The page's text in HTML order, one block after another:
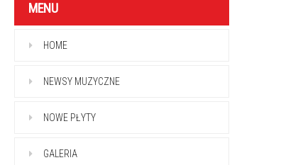
MENU
HOME
NEWSY MUZYCZNE
NOWE PŁYTY
GALERIA